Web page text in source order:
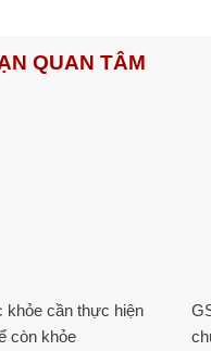
QUAN TÂM
khỏe cần thực hiện
còn khỏe